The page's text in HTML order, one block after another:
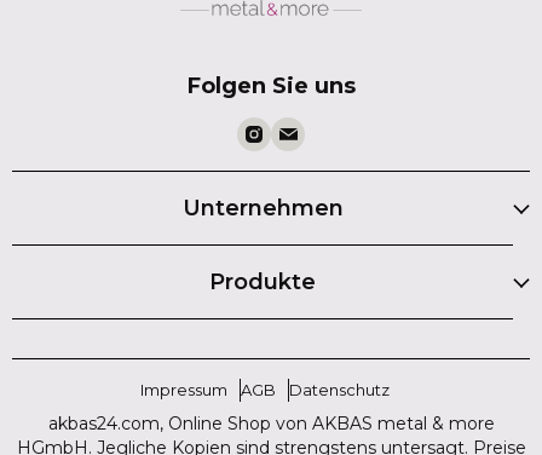
Folgen Sie uns
Unternehmen
Produkte
Impressum AGB Datenschutz
akbas24.com, Online Shop von AKBAS metal & more
HGmbH. Jegliche Kopien sind strengstens untersagt. Preise